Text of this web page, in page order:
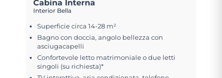
Cabina Interna
Interior Bella
Superficie circa 14-28 m²
Bagno con doccia, angolo bellezza con
asciugacapelli
Confortevole letto matrimoniale o due letti
singoli (su richiesta)*